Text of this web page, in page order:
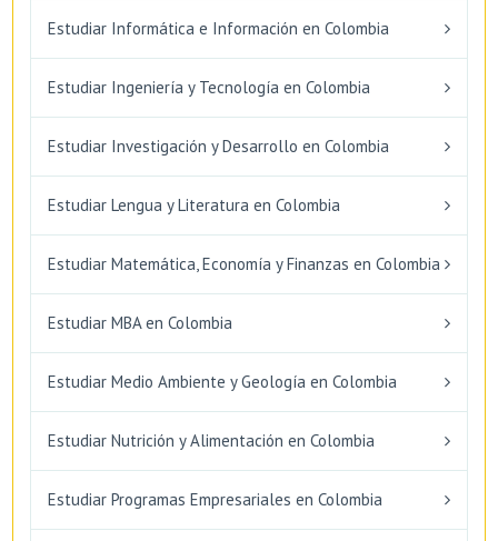
Estudiar Informática e Información en Colombia
Estudiar Ingeniería y Tecnología en Colombia
Estudiar Investigación y Desarrollo en Colombia
Estudiar Lengua y Literatura en Colombia
Estudiar Matemática, Economía y Finanzas en Colombia
Estudiar MBA en Colombia
Estudiar Medio Ambiente y Geología en Colombia
Estudiar Nutrición y Alimentación en Colombia
Estudiar Programas Empresariales en Colombia